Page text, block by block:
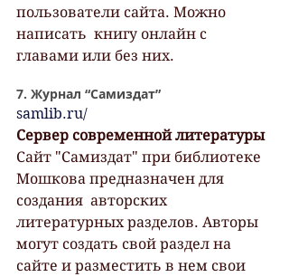
пользователи сайта. Можно
написать  книгу онлайн с
главами или без них.
7. Журнал “Самиздат”
samlib.ru/
Сервер современной литературы
Сайт "Самиздат" при библиотеке
Мошкова предназначен для
создания  авторских
литературных разделов. Авторы
могут создать свой раздел на
сайте и разместить в нем свои